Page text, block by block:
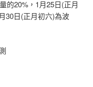
的20%，1月25日(正月
30日(正月初六)為波